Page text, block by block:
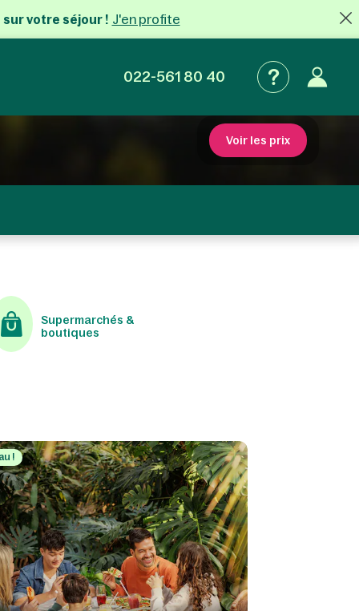
sur votre séjour ! J'en profite
022-561 80 40
Voir les prix
Supermarchés &
boutiques
!